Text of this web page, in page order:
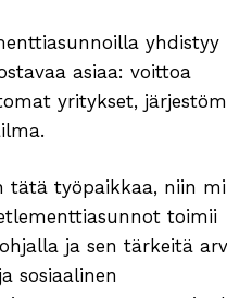
asiaa: voittoa
yritykset,
tätä työpaikkaa, niin
toimii
ja sen tärkeitä
sosiaalinen